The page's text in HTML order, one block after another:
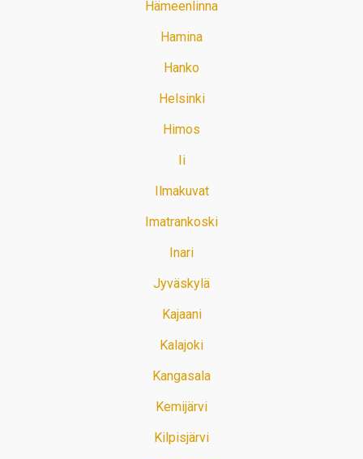
Hämeenlinna
Hamina
Hanko
Helsinki
Himos
Ii
Ilmakuvat
Imatrankoski
Inari
Jyväskylä
Kajaani
Kalajoki
Kangasala
Kemijärvi
Kilpisjärvi